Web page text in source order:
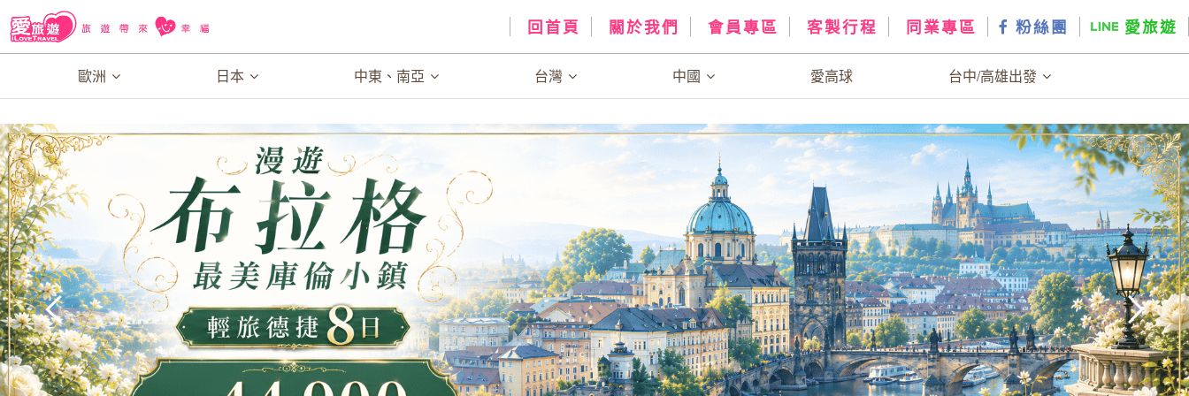
回首頁 關於我們 會員專區 客製行程 同業專區 粉絲團 愛旅遊
歐洲 日本 中東、南亞 台灣 中國 愛高球 台中/高雄出發